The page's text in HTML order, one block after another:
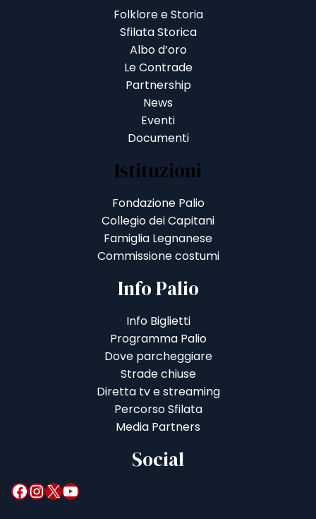
Folklore e Storia
Sfilata Storica
Albo d’oro
Le Contrade
Partnership
News
Eventi
Documenti
Istituzioni
Fondazione Palio
Collegio dei Capitani
Famiglia Legnanese
Commissione costumi
Info Palio
Info Biglietti
Programma Palio
Dove parcheggiare
Strade chiuse
Diretta tv e streaming
Percorso Sfilata
Media Partners
Social
Facebook InstagramX YouTube